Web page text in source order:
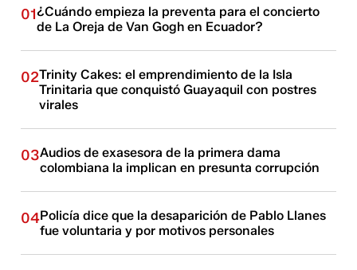
01¿Cuándo empieza la preventa para el concierto
de La Oreja de Van Gogh en Ecuador?
02Trinity Cakes: el emprendimiento de la Isla
Trinitaria que conquistó Guayaquil con postres
virales
03Audios de exasesora de la primera dama
colombiana la implican en presunta corrupción
04Policía dice que la desaparición de Pablo Llanes
fue voluntaria y por motivos personales